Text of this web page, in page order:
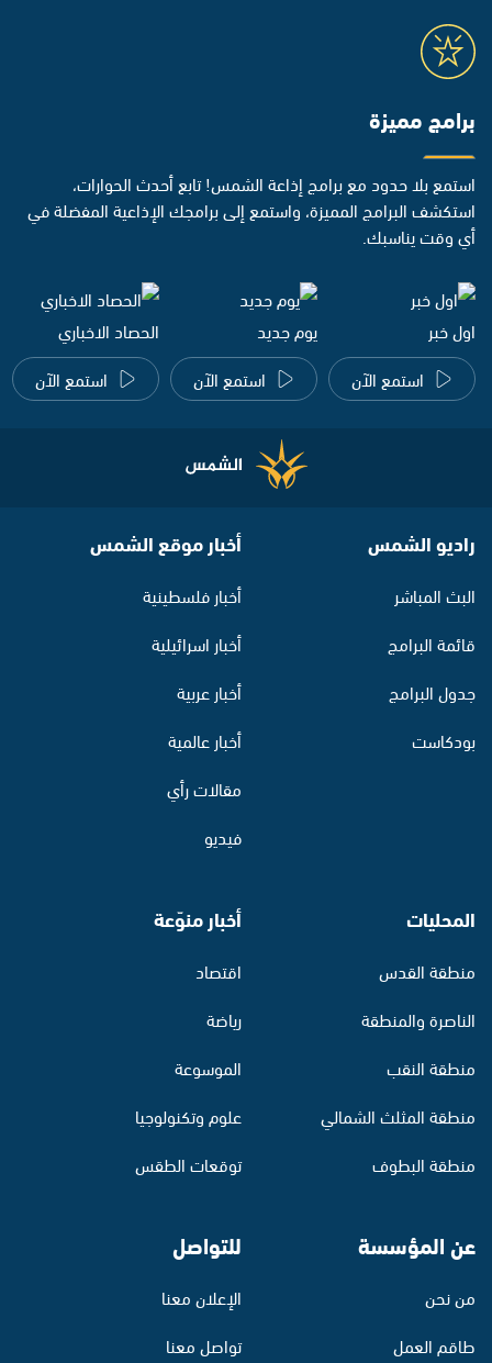
برامج مميزة
استمع بلا حدود مع برامج إذاعة الشمس! تابع أحدث الحوارات،
استكشف البرامج المميزة، واستمع إلى برامجك الإذاعية المفضلة في
أي وقت يناسبك.
اول خبر
استمع الآن
يوم جديد
استمع الآن
الحصاد الاخباري
استمع الآن
راديو الشمس
البث المباشر
قائمة البرامج
جدول البرامج
بودكاست
أخبار موقع الشمس
أخبار فلسطينية
أخبار اسرائيلية
أخبار عربية
أخبار عالمية
مقالات رأي
فيديو
المحليات
منطقة القدس
الناصرة والمنطقة
منطقة النقب
منطقة المثلث الشمالي
منطقة البطوف
أخبار منوّعة
اقتصاد
رياضة
الموسوعة
علوم وتكنولوجيا
توقعات الطقس
عن المؤسسة
من نحن
طاقم العمل
للتواصل
الإعلان معنا
تواصل معنا